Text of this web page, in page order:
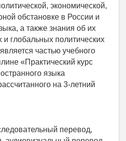
экономической,
обстановке в России и
а также знания об их
глобальных политических
частью учебного
«Практический курс
языка
на 3-летний
перевод,